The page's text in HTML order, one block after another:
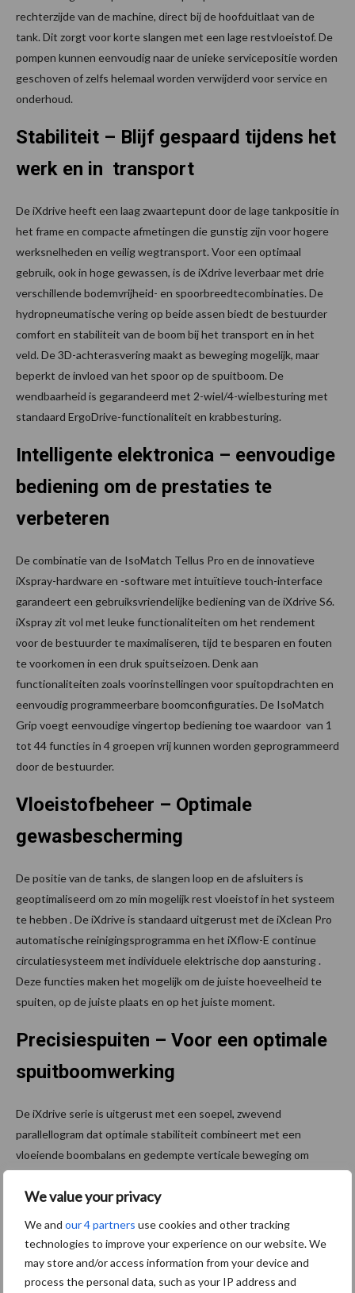
We value your privacy
We and our 4 partners use cookies and other tracking
technologies to improve your experience on our website. We
may store and/or access information from your device and
process the personal data, such as your IP address and
rechterzijde van de machine, direct bij de hoofduitlaat van de
tank. Dit zorgt voor korte slangen met een lage restvloeistof. De
pompen kunnen eenvoudig naar de unieke servicepositie worden
geschoven of zelfs helemaal worden verwijderd voor service en
onderhoud.
Stabiliteit – Blijf gespaard tijdens het
werk en in transport
De iXdrive heeft een laag zwaartepunt door de lage tankpositie in
het frame en compacte afmetingen die gunstig zijn voor hogere
werksnelheden en veilig wegtransport. Voor een optimaal
gebruik, ook in hoge gewassen, is de iXdrive leverbaar met drie
verschillende bodemvrijheid- en spoorbreedtecombinaties. De
hydropneumatische vering op beide assen biedt de bestuurder
comfort en stabiliteit van de boom bij het transport en in het
veld. De 3D-achterasvering maakt as beweging mogelijk, maar
beperkt de invloed van het spoor op de spuitboom. De
wendbaarheid is gegarandeerd met 2-wiel/4-wielbesturing met
standaard ErgoDrive-functionaliteit en krabbesturing.
Intelligente elektronica – eenvoudige
bediening om de prestaties te
verbeteren
De combinatie van de IsoMatch Tellus Pro en de innovatieve
iXspray-hardware en -software met intuïtieve touch-interface
garandeert een gebruiksvriendelijke bediening van de iXdrive S6.
iXspray zit vol met leuke functionaliteiten om het rendement
voor de bestuurder te maximaliseren, tijd te besparen en fouten
te voorkomen in een druk spuitseizoen. Denk aan
functionaliteiten zoals voorinstellingen voor spuitopdrachten en
eenvoudig programmeerbare boomconfiguraties. De IsoMatch
Grip voegt eenvoudige vingertop bediening toe waardoor van 1
tot 44 functies in 4 groepen vrij kunnen worden geprogrammeerd
door de bestuurder.
Vloeistofbeheer – Optimale
gewasbescherming
De positie van de tanks, de slangen loop en de afsluiters is
geoptimaliseerd om zo min mogelijk rest vloeistof in het systeem
te hebben . De iXdrive is standaard uitgerust met de iXclean Pro
automatische reinigingsprogramma en het iXflow-E continue
circulatiesysteem met individuele elektrische dop aansturing .
Deze functies maken het mogelijk om de juiste hoeveelheid te
spuiten, op de juiste plaats en op het juiste moment.
Precisiespuiten – Voor een optimale
spuitboomwerking
De iXdrive serie is uitgerust met een soepel, zwevend
parallellogram dat optimale stabiliteit combineert met een
vloeiende boombalans en gedempte verticale beweging om
zo de juiste gewasbedekking te garanderen.
De iXdrive is leverbaar in combinatie met de HSS-spuitboom van
24 tot 40 meter. Of de HSA aluminium spuitboom van 24 tot 30
meter.